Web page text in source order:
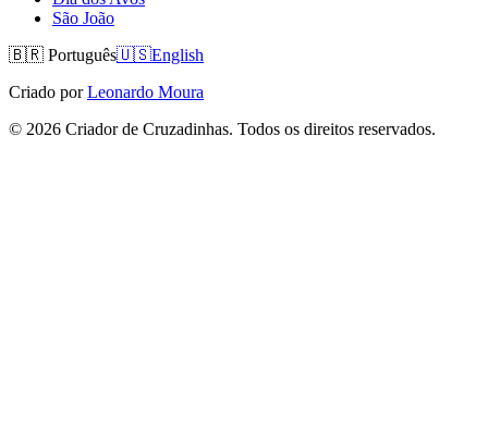
São João
🇧🇷 Português🇺🇸English
Criado por Leonardo Moura
© 2026 Criador de Cruzadinhas. Todos os direitos reservados.